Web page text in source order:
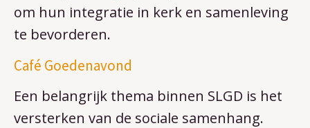
om hun integratie in kerk en samenleving
te bevorderen.
Café Goedenavond
Een belangrijk thema binnen SLGD is het
versterken van de sociale samenhang.